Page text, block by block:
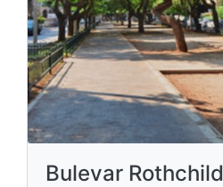
Bulevar Rothchild